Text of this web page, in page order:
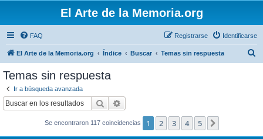
El Arte de la Memoria.org
FAQ Identificarse
Registrarse
El Arte de la Memoria.org Índice Buscar Temas sin respuesta
Temas sin respuesta
Ir a búsqueda avanzada
Buscar
Se encontraron 117 coincidencias 1 2 3 4 5